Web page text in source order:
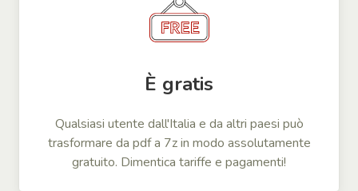
È gratis
Qualsiasi utente dall'Italia e da altri paesi può
trasformare da pdf a 7z in modo assolutamente
gratuito. Dimentica tariffe e pagamenti!